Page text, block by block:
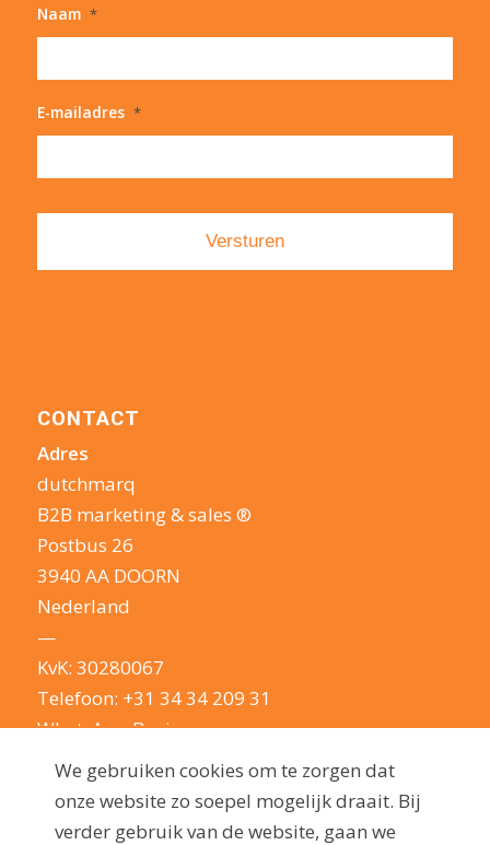
Naam *
E-mailadres *
CONTACT
Adres
dutchmarq
B2B marketing & sales ®
Postbus 26
3940 AA DOORN
Nederland
—
KvK: 30280067
Telefoon: +31 34 34 209 31
WhatsApp Business
E-mail:
info@dutchmarq.nl
We houden van een geintje. Maar nemen je
We gebruiken cookies om te zorgen dat
onze website zo soepel mogelijk draait. Bij
verder gebruik van de website, gaan we